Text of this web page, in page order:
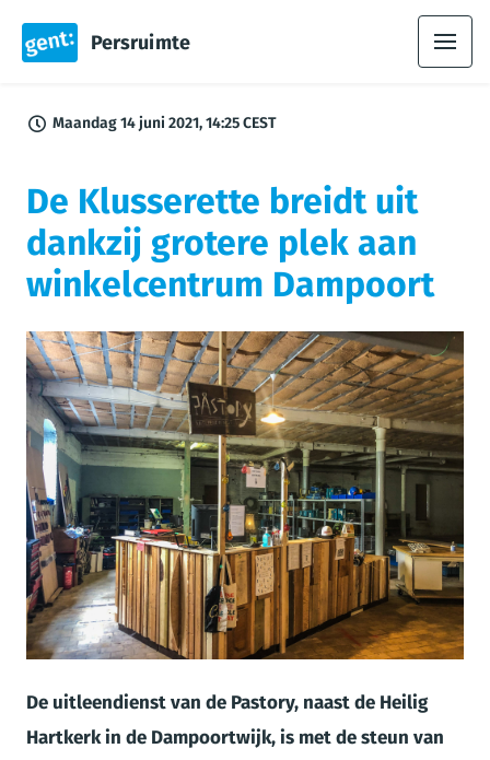
Persruimte
Maandag 14 juni 2021, 14:25 CEST
De Klusserette breidt uit
dankzij grotere plek aan
winkelcentrum Dampoort
JPG
De uitleendienst van de Pastory, naast de Heilig
Hartkerk in de Dampoortwijk, is met de steun van